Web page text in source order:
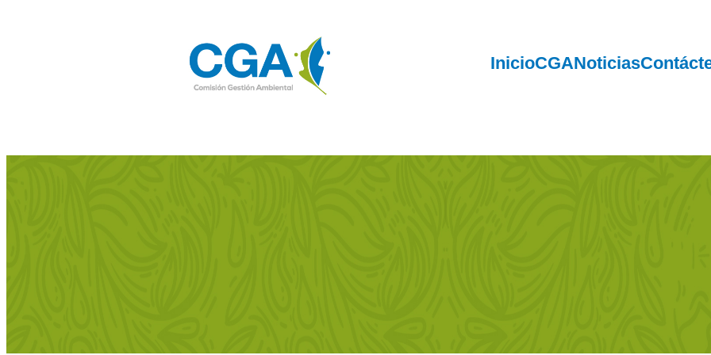
InicioCGANoticias